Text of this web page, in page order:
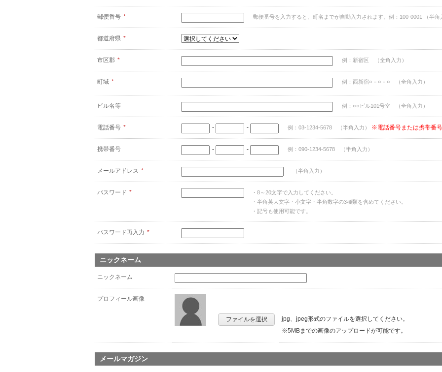
郵便番号 * 郵便番号を入力すると、町名までが自動入力されます。例：100-0001 （半角
都道府県 *
市区郡 * 例：新宿区 （全角入力）
町域 * 例：西新宿○－○－○ （全角入力）
ビル名等 例：○○ビル101号室 （全角入力）
電話番号 * - - 例：03-1234-5678 （半角入力） ※電話番号または携帯番
携帯番号 - - 例：090-1234-5678 （半角入力）
メールアドレス * （半角入力）
パスワード *
・8～20文字で入力してください。
・半角英大文字・小文字・半角数字の3種類を含めてください。
・記号も使用可能です。
パスワード再入力 *
ニックネーム
ニックネーム
プロフィール画像
ファイルを選択
jpg、jpeg形式のファイルを選択してください。
※5MBまでの画像のアップロードが可能です。
メールマガジン